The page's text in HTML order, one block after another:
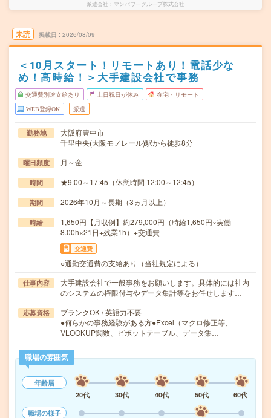
派遣会社 マンパワーグループ株式会社
未読 掲載日 2026/08/09
＜10月スタート！リモートあり！電話少な
め！高時給！＞大手建設会社で事務
交通費別途支給あり 土日祝日が休み 在宅・リモート
WEB登録OK 派遣
勤務地
大阪府豊中市
千里中央(大阪モノレール)駅から徒歩8分
曜日頻度 月～金
時間 ★9:00～17:45（休憩時間 12:00～12:45）
期間 2026年10月～長期（3ヵ月以上）
時給
1,650円【月収例】約279,000円（時給1,650円×実働
8.00h×21日+残業1h）+交通費
交通費
○通勤交通費の支給あり（当社規定による）
仕事内容
大手建設会社で一般事務をお願いします。具体的には社内
のシステムの権限付与やデータ集計等をお任せします…
応募資格
ブランクOK / 英語力不要
●何らかの事務経験がある方●Excel（マクロ修正等、
VLOOKUP関数、ピボットテーブル、データ集…
職場の雰囲気
年齢層
20代
30代 40代 50代
60代
職場の様子